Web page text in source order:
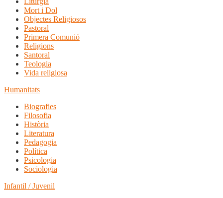
Mort i Dol
Objectes Religiosos
Pastoral
Primera Comunió
Religions
Santoral
Teologia
Vida religiosa
Humanitats
Biografies
Filosofia
Història
Literatura
Pedagogia
Política
Psicologia
Sociologia
Infantil / Juvenil